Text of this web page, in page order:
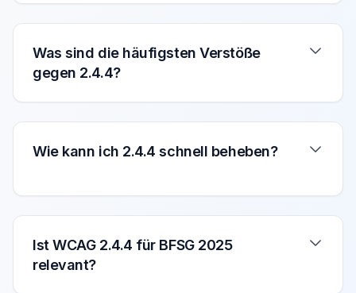
Was sind die häufigsten Verstöße
gegen 2.4.4?
Wie kann ich 2.4.4 schnell beheben?
Ist WCAG 2.4.4 für BFSG 2025
relevant?